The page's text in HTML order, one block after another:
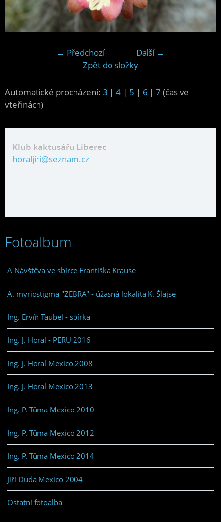
← Předchozí
Další →
Zpět do složky
Automatické procházení: 3 | 4 | 5 | 6 | 7 (čas ve
vteřinách)
Klub kaktusářu Liberec
horaljiri@seznam.cz
Fotoalbum
A Návštěva ve sbírce Františka Krause
A. myriostigma "ZEBRA" - úžasná lokalita K. Šlajse
Ing. Ervín Taübel - sbírka
Ing. J. Horal - PERU 2016
Ing. J. Horal Mexico 2008
Ing. J. Horal Mexico 2013
Ing. P. Tůma Mexico 2010
Ing. P. Tůma Mexico 2012
Ing. P. Tůma Mexico 2014
Jiří Duda Mexico 2004
Ostatní fotoalba